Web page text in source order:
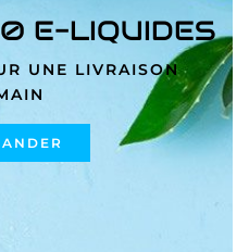
E-LIQUIDES
UNE LIVRAISON